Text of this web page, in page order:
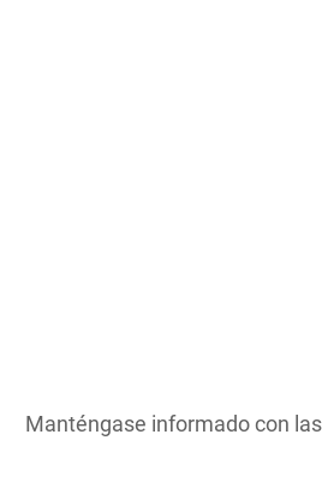
Manténgase informado con